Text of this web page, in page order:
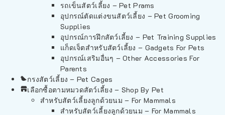
รถเข็นสัตว์เลี้ยง – Pet Prams
อุปกรณ์ตัดแต่งขนสัตว์เลี้ยง – Pet Grooming
Supplies
อุปกรณ์การฝึกสัตว์เลี้ยง – Pet Training Supplies
แก็ดเจ็ตสำหรับสัตว์เลี้ยง – Gadgets For Pets
อุปกรณ์เสริมอื่นๆ – Other Accessories For
Parents
กรงสัตว์เลี้ยง – Pet Cages
เลือกซื้อตามหมวดสัตว์เลี้ยง – Shop By Pet
สำหรับสัตว์เลี้ยงลูกด้วยนม – For Mammals
สำหรับสัตว์เลี้ยงลูกด้วยนม – For Mammals